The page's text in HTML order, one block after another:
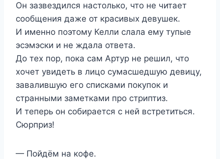
Он зазвездился настолько, что не читает
сообщения даже от красивых девушек.
И именно поэтому Келли слала ему тупые
эсэмэски и не ждала ответа.
До тех пор, пока сам Артур не решил, что
хочет увидеть в лицо сумасшедшую девицу,
завалившую его списками покупок и
странными заметками про стриптиз.
И теперь он собирается с ней встретиться.
Сюрприз!
— Пойдём на кофе.